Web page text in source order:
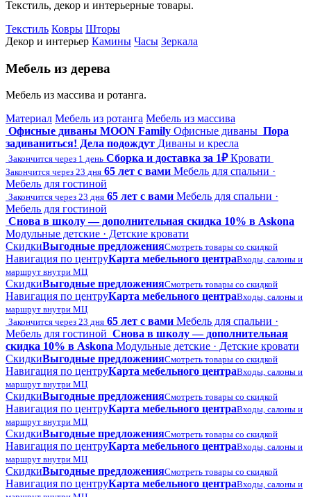
Текстиль, декор и интерьерные товары.
Текстиль Ковры Шторы
Декор и интерьер Камины Часы Зеркала
Мебель из дерева
Мебель из массива и ротанга.
Материал Мебель из ротанга Мебель из массива
Офисные диваны MOON Family Офисные диваны Пора
задиваниться! Дела подождут Диваны и кресла
Закончится через 1 день Сборка и доставка за 1₽ Кровати
Закончится через 23 дня 65 лет с вами Мебель для спальни ·
Мебель для гостиной
Закончится через 23 дня 65 лет с вами Мебель для спальни ·
Мебель для гостиной
Снова в школу — дополнительная скидка 10% в Askona
Модульные детские · Детские кровати
СкидкиВыгодные предложенияСмотреть товары со скидкой
Навигация по центруКарта мебельного центраВходы, салоны и
маршрут внутри МЦ
СкидкиВыгодные предложенияСмотреть товары со скидкой
Навигация по центруКарта мебельного центраВходы, салоны и
маршрут внутри МЦ
Закончится через 23 дня 65 лет с вами Мебель для спальни ·
Мебель для гостиной Снова в школу — дополнительная
скидка 10% в Askona Модульные детские · Детские кровати
СкидкиВыгодные предложенияСмотреть товары со скидкой
Навигация по центруКарта мебельного центраВходы, салоны и
маршрут внутри МЦ
СкидкиВыгодные предложенияСмотреть товары со скидкой
Навигация по центруКарта мебельного центраВходы, салоны и
маршрут внутри МЦ
СкидкиВыгодные предложенияСмотреть товары со скидкой
Навигация по центруКарта мебельного центраВходы, салоны и
маршрут внутри МЦ
СкидкиВыгодные предложенияСмотреть товары со скидкой
Навигация по центруКарта мебельного центраВходы, салоны и